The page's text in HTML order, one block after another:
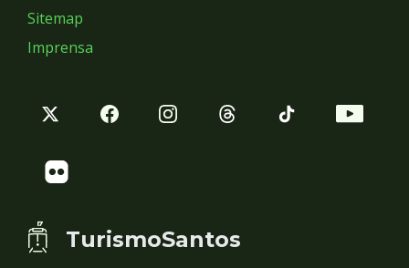
Sitemap
Imprensa
TurismoSantos